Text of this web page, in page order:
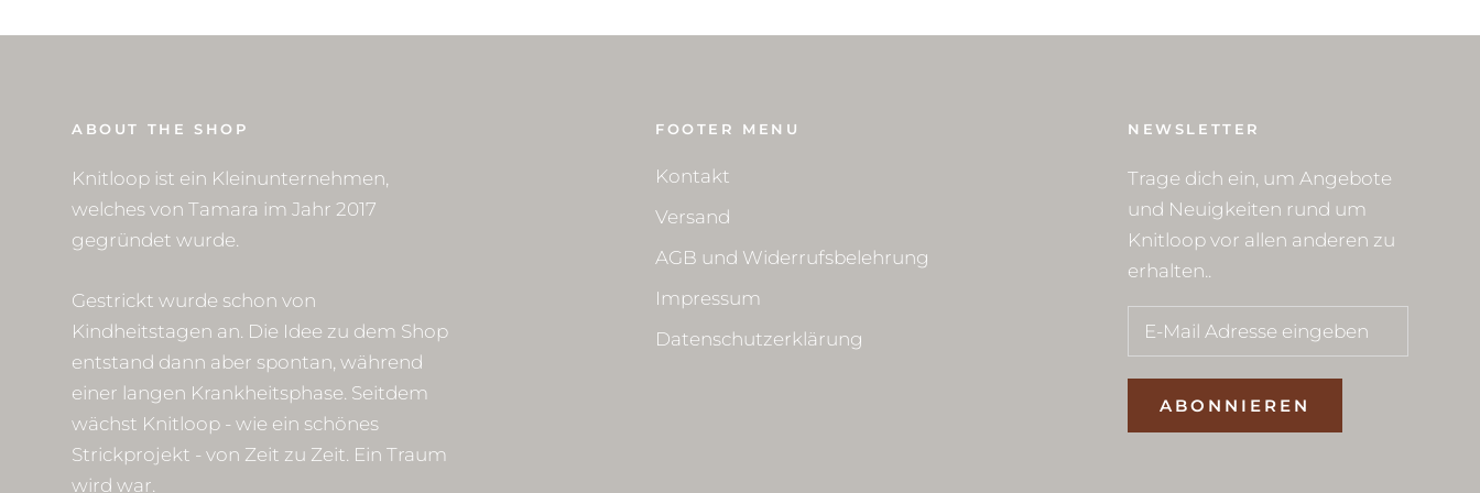
ABOUT THE SHOP
Knitloop ist ein Kleinunternehmen,
welches von Tamara im Jahr 2017
gegründet wurde.
Gestrickt wurde schon von
Kindheitstagen an. Die Idee zu dem Shop
entstand dann aber spontan, während
einer langen Krankheitsphase. Seitdem
wächst Knitloop - wie ein schönes
Strickprojekt - von Zeit zu Zeit. Ein Traum
wird war.
FOOTER MENU
Kontakt
Versand
AGB und Widerrufsbelehrung
Impressum
Datenschutzerklärung
NEWSLETTER
Trage dich ein, um Angebote
und Neuigkeiten rund um
Knitloop vor allen anderen zu
erhalten..
ABONNIEREN